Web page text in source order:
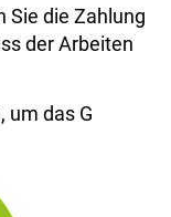
Sie die Zahlung
der Arbeiten
um das G